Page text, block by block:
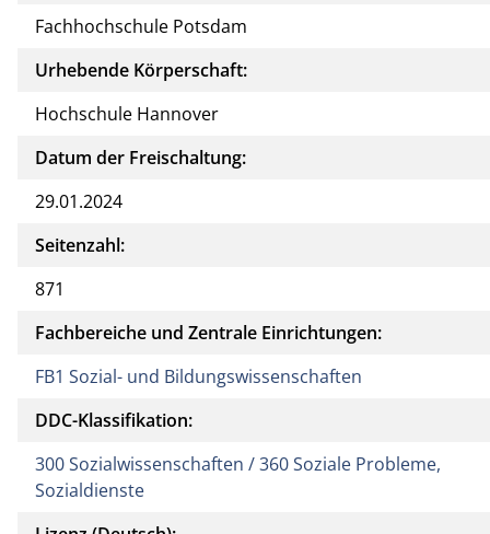
Fachhochschule Potsdam
Urhebende Körperschaft:
Hochschule Hannover
Datum der Freischaltung:
29.01.2024
Seitenzahl:
871
Fachbereiche und Zentrale Einrichtungen:
FB1 Sozial- und Bildungswissenschaften
DDC-Klassifikation:
300 Sozialwissenschaften / 360 Soziale Probleme,
Sozialdienste